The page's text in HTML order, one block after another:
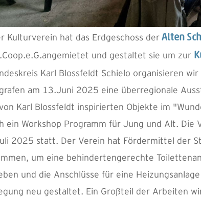
Kulturverein hat das Erdgeschoss derAlten
und gestaltet sie um zur
Karl Blossfeldt Schielo organisieren
am 13.Juni 2025 eine überregionale
Karl Blossfeldt inspirierten Objekte im
ein Workshop Programm für Jung und Alt. Die
2025 statt. Der Verein hat Fördermittel der
um eine behindertengerechte
und die Anschlüsse für eine
neu gestaltet. Ein Großteil der Arbeiten